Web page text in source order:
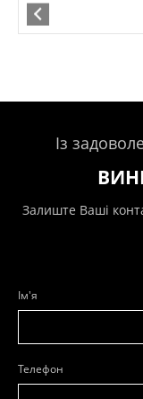
Із
Залиште Ваші
Ім'я
Телефон